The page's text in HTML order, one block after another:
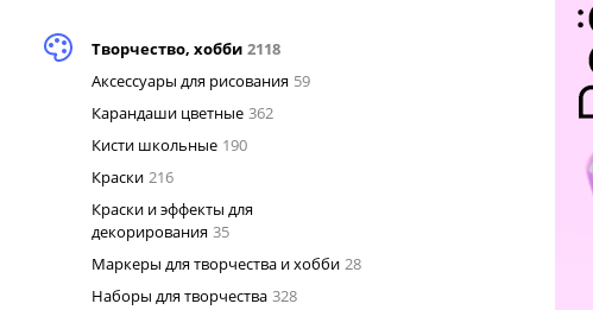
Творчество, хобби 2118
Аксессуары для рисования 59
Карандаши цветные 362
Кисти школьные 190
Краски 216
Краски и эффекты для
декорирования 35
Маркеры для творчества и хобби 28
Наборы для творчества 328